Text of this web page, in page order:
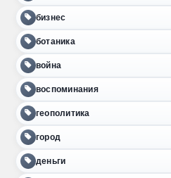
бизнес
ботаника
война
воспоминания
геополитика
город
деньги